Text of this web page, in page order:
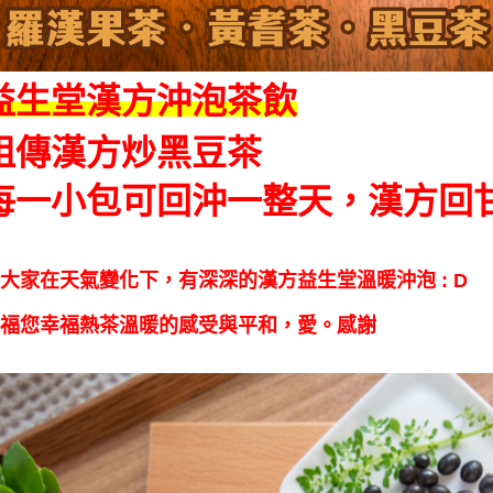
生堂漢方沖泡茶飲
傳漢方炒黑豆茶
一小包可回沖一整天，漢方回
家在天氣變化下，有深深的漢方益生堂溫暖沖泡 : D
您幸福熱茶溫暖的感受與平和，愛。感謝